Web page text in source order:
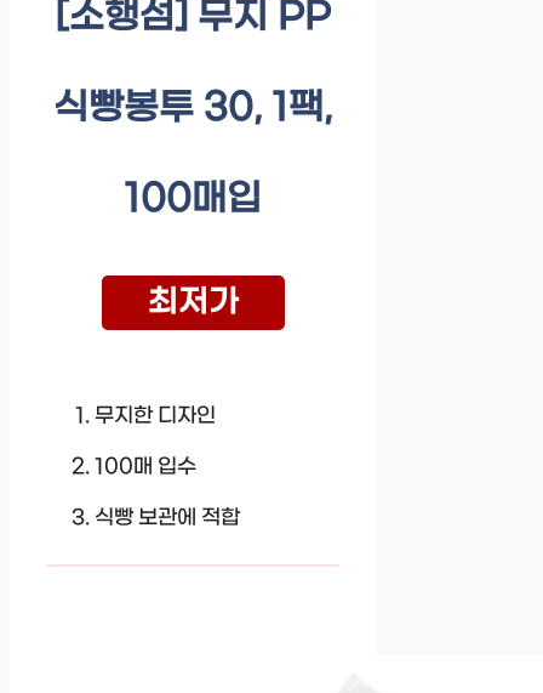
[소행섬] 무지 PP
식빵봉투 30, 1팩,
100매입
최저가
무지한 디자인
100매 입수
식빵 보관에 적합